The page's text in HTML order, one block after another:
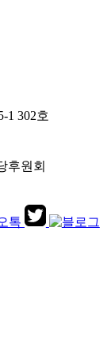
1 302호
후원회